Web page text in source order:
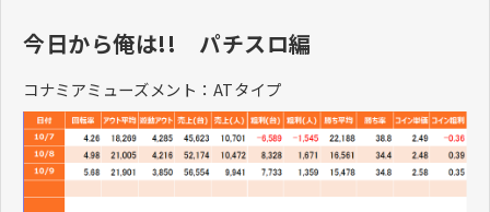
今日から俺は!! パチスロ編
コナミアミューズメント：ATタイプ